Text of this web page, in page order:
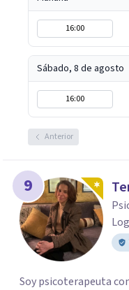
16:00
Sábado, 8 de agosto
16:00
Anterior
9
Soy psicoterapeuta